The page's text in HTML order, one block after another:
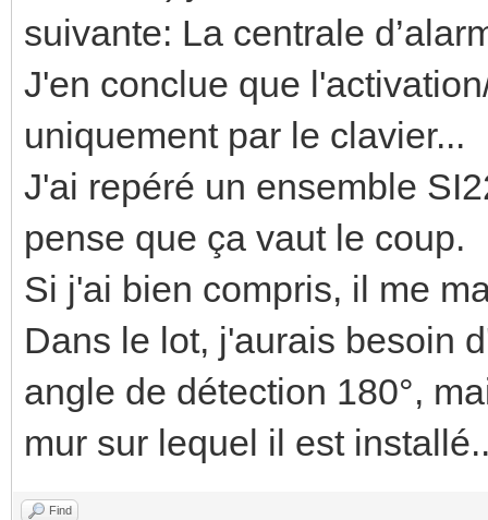
suivante: La centrale
J'en conclue que
uniquement par le clavier...
J'ai repéré un ensemble
pense que ça vaut le coup.
Si j'ai bien compris, il me
Dans le lot, j'aurais besoin
angle de détection 180°,
mur sur lequel il est
Find